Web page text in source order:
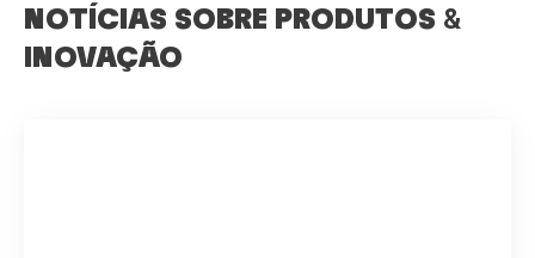
NOTÍCIAS SOBRE PRODUTOS &
INOVAÇÃO